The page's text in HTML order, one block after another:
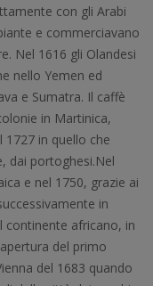
con gli Arabi
e commerciavano
Nel 1616 gli Olandesi
nello Yemen ed
e Sumatra. Il caffè
in Martinica,
1727 in quello che
dai portoghesi.Nel
e nel 1750, grazie ai
in
continente africano, in
del primo
del 1683 quando